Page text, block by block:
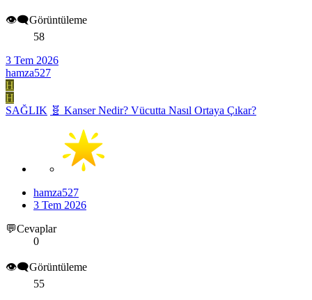
👁️‍🗨️Görüntüleme
58
3 Tem 2026
hamza527
H
H
SAĞLIK 🧬 Kanser Nedir? Vücutta Nasıl Ortaya Çıkar?
hamza527
3 Tem 2026
💬Cevaplar
0
👁️‍🗨️Görüntüleme
55